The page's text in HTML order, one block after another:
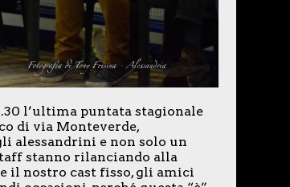
l’ultima puntata stagionale
di via Monteverde,
alessandrini e non solo un
stanno rilanciando alla
il nostro cast fisso, gli amici